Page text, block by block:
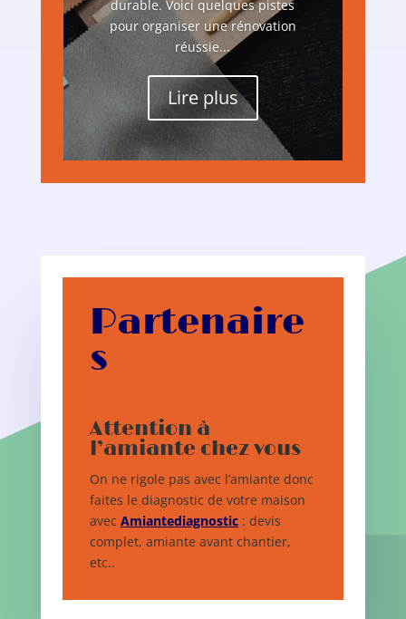
durable. Voici quelques pistes
pour organiser une rénovation
réussie...
Lire plus
Partenaire
s
Attention à
l’amiante chez vous
On ne rigole pas avec l’amiante donc
faites le diagnostic de votre maison
avec Amiantediagnostic: devis
complet, amiante avant chantier,
etc..